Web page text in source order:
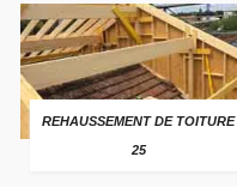
REHAUSSEMENT DE TOITURE
25